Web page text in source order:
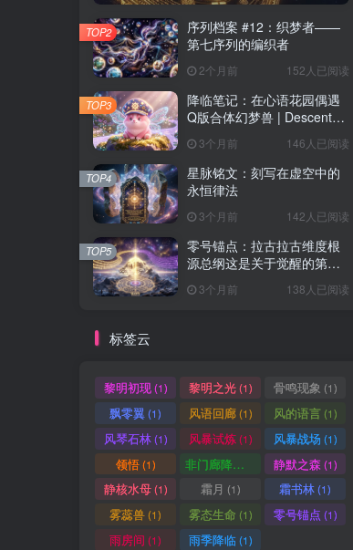
序列档案 #12：织梦者——
第七序列的编织者
2个月前 152人已阅读
TOP2
降临笔记：在心语花园偶遇
Q版合体幻梦兽 | Descent
3个月前 146人已阅读
TOP3
星脉铭文：刻写在虚空中的
永恒律法
3个月前 142人已阅读
TOP4
零号锚点：拉古拉古维度根
源总纲这是关于觉醒的第一
的终极坐标。
3个月前 138人已阅读
TOP5
标签云
黎明初现(1) 黎明之光(1) 骨鸣现象 (1)
飘零翼 (1) 风语回廊(1) 风的语言(1)
风琴石林(1) 风暴试炼(1) 风暴战场 (1)
领悟(1) 非门廊降临 静默之森 (1)
静核水母(1) 霜月 (1) 霜书林(1)
雾蕊兽(1) 雾态生命 (1) 零号锚点 (1)
雨房间 (1) 雨季降临(1)